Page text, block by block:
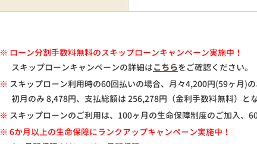
※ ローン分割手数料無料のスキップローンキャンペーン実施中！
スキップローンキャンペーンの詳細はこちらをご確認ください。
※ スキップローン利用時の60回払いの場合、月々4,200円(59ヶ月)
初月のみ 8,478円、支払総額は 256,278円（金利手数料無料）と
※ スキップローンのご利用は、100ヶ月の生命保障制度のご加入、
※ 6か月以上の生命保障にランクアップキャンペーン実施中！